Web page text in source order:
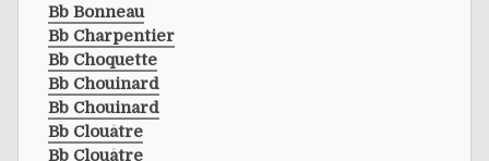
Bb Bonneau
Bb Charpentier
Bb Choquette
Bb Chouinard
Bb Chouinard
Bb Clouâtre
Bb Clouâtre